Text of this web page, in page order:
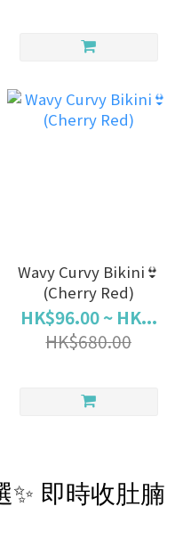
Wavy Curvy Bikini👙
(Cherry Red)
HK$96.00 ~ HK...
HK$680.00
✨ 即時收肚腩